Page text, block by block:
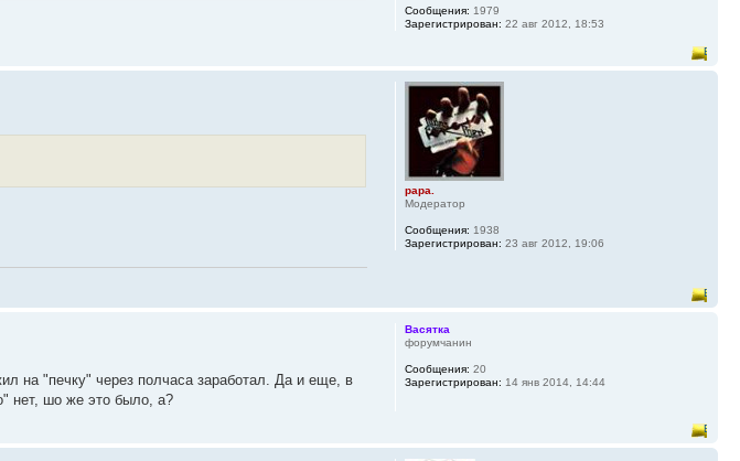
Сообщения: 1979
Зарегистрирован: 22 авг 2012, 18:53
papa.
Модератор
Сообщения: 1938
Зарегистрирован: 23 авг 2012, 19:06
на "печку" через полчаса заработал. Да и еще, в
нет, шо же это было, а?
Васятка
форумчанин
Сообщения: 20
Зарегистрирован: 14 янв 2014, 14:44